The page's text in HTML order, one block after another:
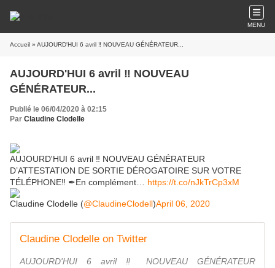
MENU
Accueil » AUJOURD'HUI 6 avril ‼ NOUVEAU GÉNÉRATEUR...
AUJOURD'HUI 6 avril ‼ NOUVEAU
GÉNÉRATEUR...
Publié le 06/04/2020 à 02:15
Par Claudine Clodelle
AUJOURD'HUI 6 avril ‼ NOUVEAU GÉNÉRATEUR
D’ATTESTATION DE SORTIE DÉROGATOIRE SUR VOTRE
TÉLÉPHONE‼ ✒En complément… https://t.co/nJkTrCp3xM
Claudine Clodelle (@ClaudineClodell)April 06, 2020
Claudine Clodelle on Twitter
AUJOURD'HUI 6 avril ‼ NOUVEAU GÉNÉRATEUR